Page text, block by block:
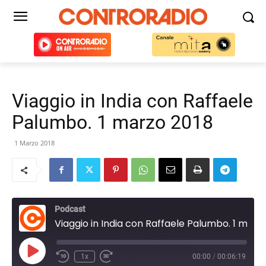
Viaggio in India con Raffaele
Palumbo. 1 marzo 2018
1 Marzo 2018
Podcast
Play
Episode
1x 00:00 / 00:06:19